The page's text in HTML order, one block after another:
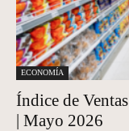
ECONOMÍA
Índice de
| Mayo 2026